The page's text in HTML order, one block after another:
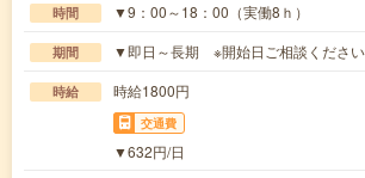
時間 ▼9：00～18：00（実働8ｈ）
期間 ▼即日～長期 ※開始日ご相談ください
時給 時給1800円
交通費
▼632円/日